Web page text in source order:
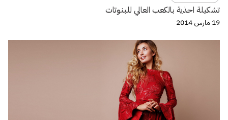
تشكيلة احذية بالكعب العالي للبنوتات
19 مارس 2014